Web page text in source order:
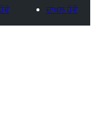
ਦਾਖਲ ਹੋਵੋ